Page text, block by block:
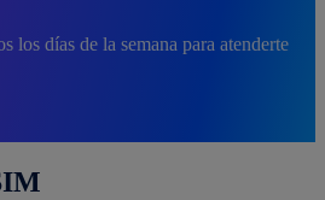
los días de la semana para atenderte